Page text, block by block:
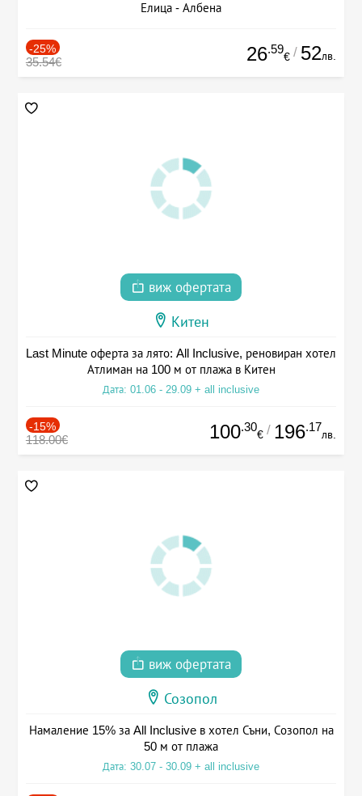
Елица - Албена
-25%
35.54€ 26.59
€ / 52лв.
виж офертата
Китен
Last Minute оферта за лято: All Inclusive, реновиран хотел
Атлиман на 100 м от плажа в Китен
Дата: 01.06 - 29.09 + all inclusive
-15%
118.00€ 100.30
€ / 196.17
лв.
виж офертата
Созопол
Намаление 15% за All Inclusive в хотел Съни, Созопол на
50 м от плажа
Дата: 30.07 - 30.09 + all inclusive